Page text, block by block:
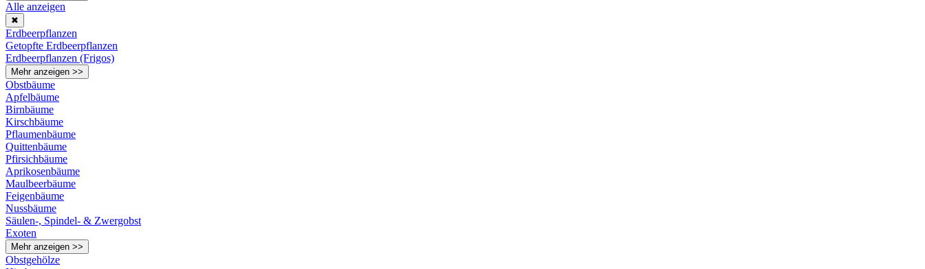
Alle anzeigen
✖
Erdbeerpflanzen
Getopfte Erdbeerpflanzen
Erdbeerpflanzen (Frigos)
Mehr anzeigen >>
Obstbäume
Apfelbäume
Birnbäume
Kirschbäume
Pflaumenbäume
Quittenbäume
Pfirsichbäume
Aprikosenbäume
Maulbeerbäume
Feigenbäume
Nussbäume
Säulen-, Spindel- & Zwergobst
Exoten
Mehr anzeigen >>
Obstgehölze